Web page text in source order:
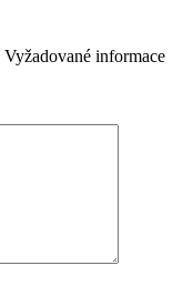
Vyžadované informace